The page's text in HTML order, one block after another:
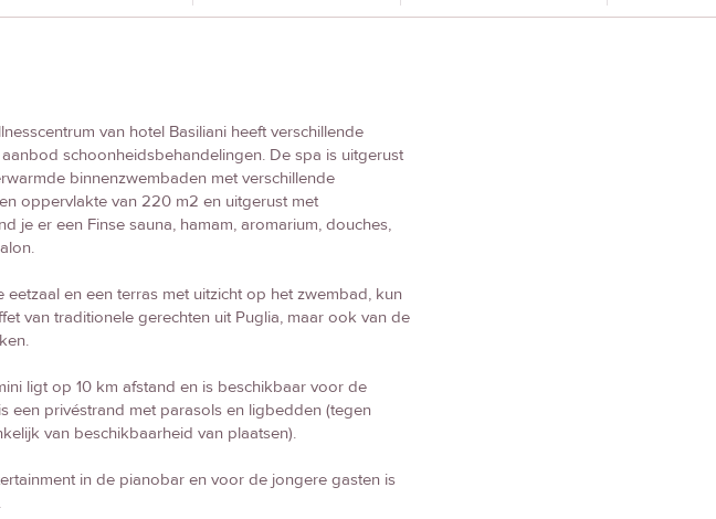
van hotel Basiliani heeft verschillende
schoonheidsbehandelingen. De spa is uitgerust
binnenzwembaden met verschillende
oppervlakte van 220 m2 en uitgerust met
je er een Finse sauna, hamam, aromarium, douches,
eetzaal en een terras met uitzicht op het zwembad, kun
van traditionele gerechten uit Puglia, maar ook van de
ligt op 10 km afstand en is beschikbaar voor de
een privéstrand met parasols en ligbedden (tegen
van beschikbaarheid van plaatsen).
in de pianobar en voor de jongere gasten is